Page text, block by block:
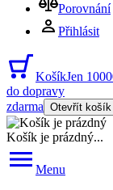
Porovnání
Přihlásit
KošíkJen
do dopravy
zdarma Otevřít košík
Košík je prázdný...
Menu